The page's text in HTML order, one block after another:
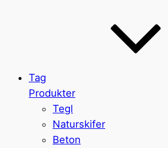
Tag
Produkter
Tegl
Naturskifer
Beton